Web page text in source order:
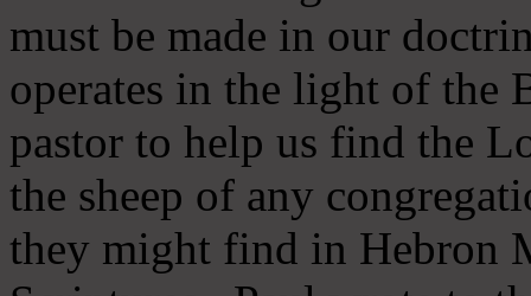
must be made in our
operates in the light of the
pastor to help us find the
the sheep of any
they might find in Hebron